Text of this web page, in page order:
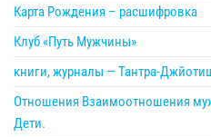
Карта Рождения – расшифровка
Клуб «Путь Мужчины»
книги, журналы — Тантра-
Отношения Взаимоотношения
Дети.